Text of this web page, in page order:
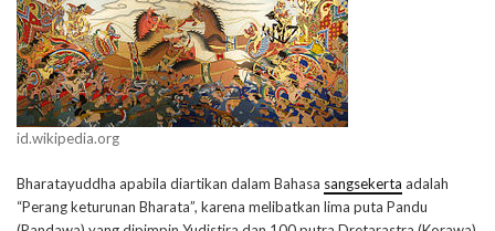
id.wikipedia.org
Bharatayuddha apabila diartikan dalam Bahasa sangsekerta adalah
“Perang keturunan Bharata”, karena melibatkan lima puta Pandu